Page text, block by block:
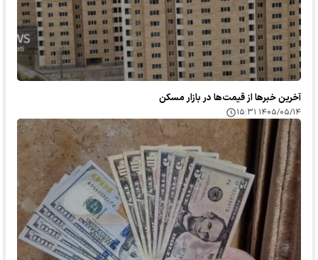
آخرین خبر‌ها از قیمت‌ها در بازار مسکن
۱۴۰۵/۰۵/۱۴ ۱۵:۳۱